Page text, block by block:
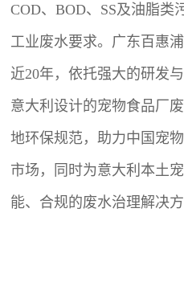
COD、BOD、SS及油脂类
工业废水要求。广东百惠
近20年，依托强大的研发
意大利设计的宠物食品厂
地环保规范，助力中国宠
市场，同时为意大利本土
能、合规的废水治理解决方